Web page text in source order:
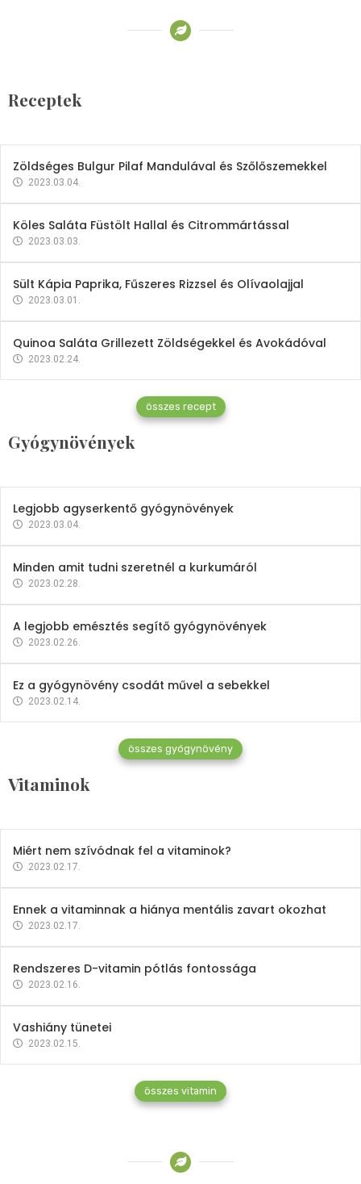
Receptek
2023.03.06.
Zöldséges Bulgur Pilaf Mandulával és Szőlőszemekkel
2023.03.04.
Köles Saláta Füstölt Hallal és Citrommártással
2023.03.03.
Sült Kápia Paprika, Fűszeres Rizzsel és Olívaolajjal
2023.03.01.
Quinoa Saláta Grillezett Zöldségekkel és Avokádóval
2023.02.24.
összes recept
Gyógynövények
Gyógynövények
Mindent a petrezselyemről
2023.12.21.
Legjobb agyserkentő gyógynövények
2023.03.04.
Minden amit tudni szeretnél a kurkumáról
2023.02.28.
A legjobb emésztés segítő gyógynövények
2023.02.26.
Ez a gyógynövény csodát művel a sebekkel
2023.02.14.
összes gyógynövény
Vitaminok
Vitaminok
Mindent a B-12 vitaminról
2023.02.27.
Miért nem szívódnak fel a vitaminok?
2023.02.17.
Ennek a vitaminnak a hiánya mentális zavart okozhat
2023.02.17.
Rendszeres D-vitamin pótlás fontossága
2023.02.16.
Vashiány tünetei
2023.02.15.
összes vitamin